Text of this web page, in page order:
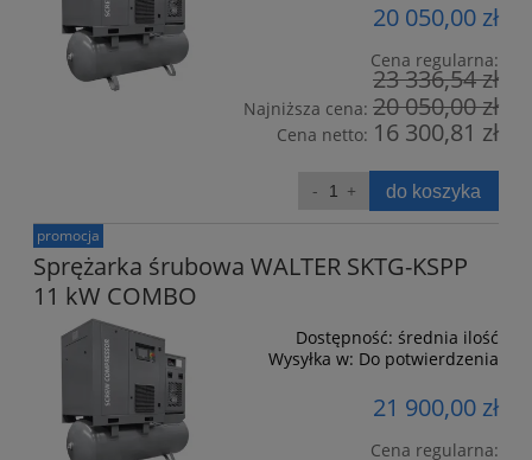
20 050,00 zł
Cena regularna:
23 336,54 zł
Najniższa cena: 20 050,00 zł
Cena netto: 16 300,81 zł
do koszyka
Sprężarka śrubowa WALTER SKTG-KSPP
11 kW COMBO
Dostępność: średnia ilość
Wysyłka w: Do potwierdzenia
21 900,00 zł
Cena regularna:
promocja